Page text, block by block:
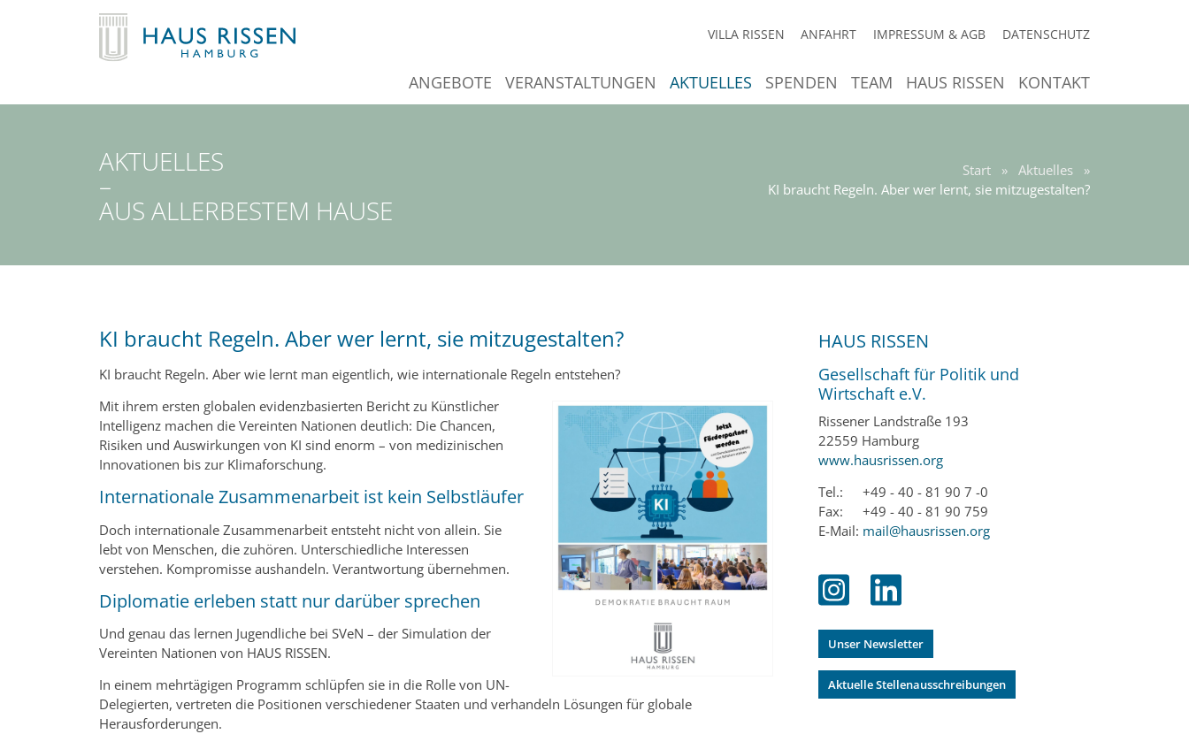
VILLA RISSEN ANFAHRT IMPRESSUM & AGB DATENSCHUTZ
ANGEBOTE VERANSTALTUNGEN AKTUELLES SPENDEN TEAM HAUS RISSEN KONTAKT
AKTUELLES
–
AUS ALLERBESTEM HAUSE
Start » Aktuelles
»
KI braucht Regeln. Aber wer lernt, sie mitzugestalten?
KI braucht Regeln. Aber wer lernt, sie mitzugestalten?
KI braucht Regeln. Aber wie lernt man eigentlich, wie internationale Regeln entstehen?
Mit ihrem ersten globalen evidenzbasierten Bericht zu Künstlicher
Intelligenz machen die Vereinten Nationen deutlich: Die Chancen,
Risiken und Auswirkungen von KI sind enorm – von medizinischen
Innovationen bis zur Klimaforschung.
Internationale Zusammenarbeit ist kein Selbstläufer
Doch internationale Zusammenarbeit entsteht nicht von allein. Sie
lebt von Menschen, die zuhören. Unterschiedliche Interessen
verstehen. Kompromisse aushandeln. Verantwortung übernehmen.
Diplomatie erleben statt nur darüber sprechen
Und genau das lernen Jugendliche bei SVeN – der Simulation der
Vereinten Nationen von HAUS RISSEN.
In einem mehrtägigen Programm schlüpfen sie in die Rolle von UN-
Delegierten, vertreten die Positionen verschiedener Staaten und verhandeln Lösungen für globale
Herausforderungen.
HAUS RISSEN
Gesellschaft für Politik und
Wirtschaft e.V.
Rissener Landstraße 193
22559 Hamburg
www.hausrissen.org
Tel.:
+49 - 40 - 81 90 7 -0
Fax:
+49 - 40 - 81 90 759
E-Mail: mail@hausrissen.org
Unser Newsletter
Aktuelle Stellenausschreibungen